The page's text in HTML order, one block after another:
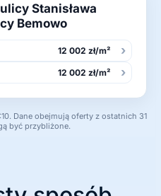
Stanisława
Bemowo
12 002 zł/m² ›
12 002 zł/m² ›
Dane obejmują oferty z ostatnich 31
być przybliżone.